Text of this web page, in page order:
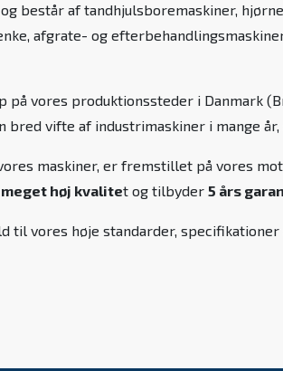
består af tandhjulsboremaskiner,
afgrate- og
vores produktionssteder i Danmark
bred vifte af industrimaskiner i mange år,
maskiner, er fremstillet på vores
høj kvalitet og tilbyder 5 års
til vores høje standarder,